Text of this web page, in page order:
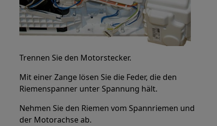
Trennen Sie den Motorstecker.
Mit einer Zange lösen Sie die Feder, die den
Riemenspanner unter Spannung hält.
Nehmen Sie den Riemen vom Spannriemen und
der Motorachse ab.